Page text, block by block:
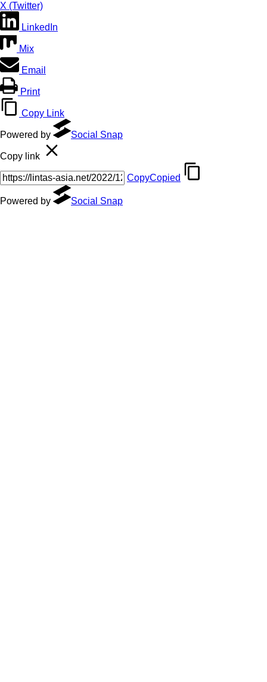
X (Twitter)
LinkedIn
Mix
Email
Print
Copy Link
Powered by Social Snap
Copy link
CopyCopied
Powered by Social Snap